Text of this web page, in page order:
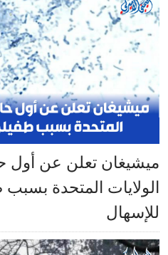
ميشيغان تعلن عن أول
الولايات المتحدة
للإسهال